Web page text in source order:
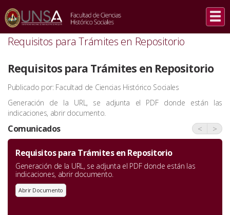
INICIO COMUNICADOS / REQUISITOS PARA TRÁMITES EN REPOSITORIO
Requisitos para Trámites en Repositorio
Requisitos para Trámites en Repositorio
Publicado por: Facultad de Ciencias Histórico Sociales
Generación de la URL, se adjunta el PDF donde están las
indicaciones, abrir documento.
Comunicados < >
Requisitos para Trámites en Repositorio
Generación de la URL, se adjunta el PDF donde están las
indicaciones, abrir documento.
Abrir Documento